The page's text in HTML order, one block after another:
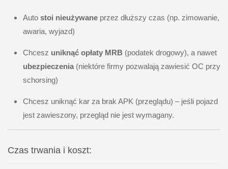
Auto stoi nieużywaneprzez dłuższy czas (np. zimowanie,
awaria, wyjazd)
Chcesz uniknąć opłaty MRB (podatek drogowy), a nawet
ubezpieczenia(niektóre firmy pozwalają zawiesić OC przy
schorsing)
Chcesz uniknąć kar za brak APK (przeglądu) – jeśli pojazd
jest zawieszony, przegląd nie jest wymagany.
Czas trwania i koszt: